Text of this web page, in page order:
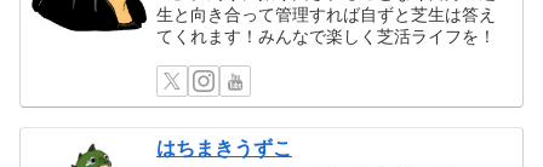
生と向き合って管理すれば自ずと芝生は答え
てくれます！みんなで楽しく芝活ライフを！
はちまきうずこ